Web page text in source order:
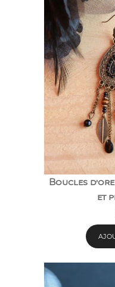
Boucles
et